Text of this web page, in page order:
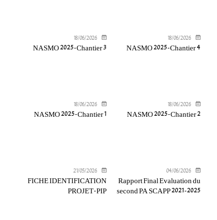
18/06/2026
NASMO 2025-Chantier 4
18/06/2026
NASMO 2025-Chantier 3
18/06/2026
NASMO 2025-Chantier 2
18/06/2026
NASMO 2025-Chantier 1
04/06/2026
Rapport Final Evaluation du
second PA SCAPP 2021-2025
21/05/2026
FICHE IDENTIFICATION
PROJET-PIP